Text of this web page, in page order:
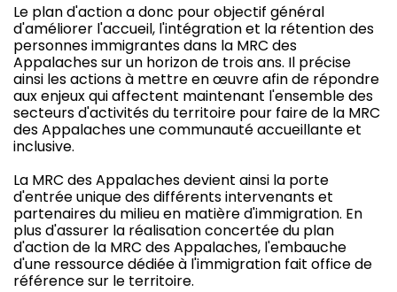
Le plan d'action a donc pour objectif général
d'améliorer l'accueil, l'intégration et la rétention des
personnes immigrantes dans la MRC des
Appalaches sur un horizon de trois ans. Il précise
ainsi les actions à mettre en œuvre afin de répondre
aux enjeux qui affectent maintenant l'ensemble des
secteurs d'activités du territoire pour faire de la MRC
des Appalaches une communauté accueillante et
inclusive.
La MRC des Appalaches devient ainsi la porte
d'entrée unique des différents intervenants et
partenaires du milieu en matière d'immigration. En
plus d'assurer la réalisation concertée du plan
d'action de la MRC des Appalaches, l'embauche
d'une ressource dédiée à l'immigration fait office de
référence sur le territoire.